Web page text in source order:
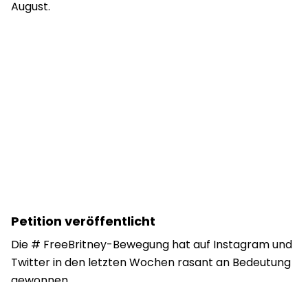
August.
Petition veröffentlicht
Die # FreeBritney-Bewegung hat auf Instagram und
Twitter in den letzten Wochen rasant an Bedeutung